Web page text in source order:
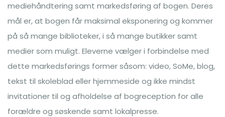
mediehåndtering samt markedsføring af bogen. Deres
mål er, at bogen får maksimal eksponering og kommer
på så mange biblioteker, i så mange butikker samt
medier som muligt. Eleverne vælger i forbindelse med
dette markedsførings former såsom: video, SoMe, blog,
tekst til skoleblad eller hjemmeside og ikke mindst
invitationer til og afholdelse af bogreception for alle
forældre og søskende samt lokalpresse.